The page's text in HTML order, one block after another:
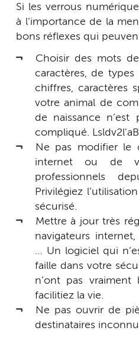
Si les verrous
à l’importance de la
bons réflexes qui
Choisir des mots
caractères, de types
chiffres, caractères
votre animal de
de naissance
compliqué.
Ne pas modifier le
internet ou de
professionnels
Privilégiez
sécurisé.
Mettre à jour très
navigateurs
… Un logiciel qui
faille dans votre
n’ont pas
facilitiez la vie.
Ne pas ouvrir de
destinataires